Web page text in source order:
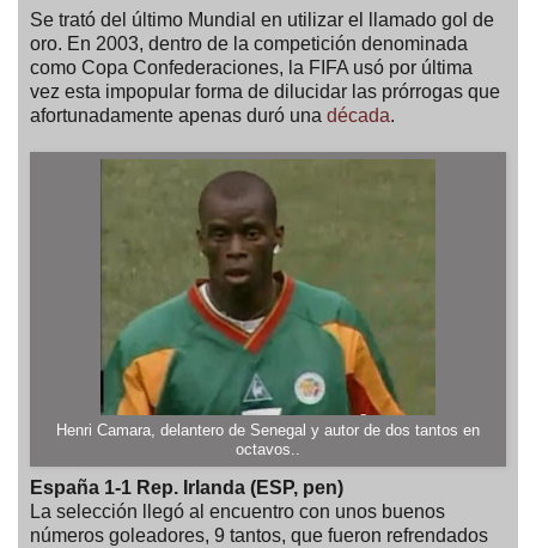
Se trató del último Mundial en utilizar el llamado gol de
oro. En 2003, dentro de la competición denominada
como Copa Confederaciones, la FIFA usó por última
vez esta impopular forma de dilucidar las prórrogas que
afortunadamente apenas duró una década.
Henri Camara, delantero de Senegal y autor de dos tantos en
octavos..
España 1-1 Rep. Irlanda (ESP, pen)
La selección llegó al encuentro con unos buenos
números goleadores, 9 tantos, que fueron refrendados